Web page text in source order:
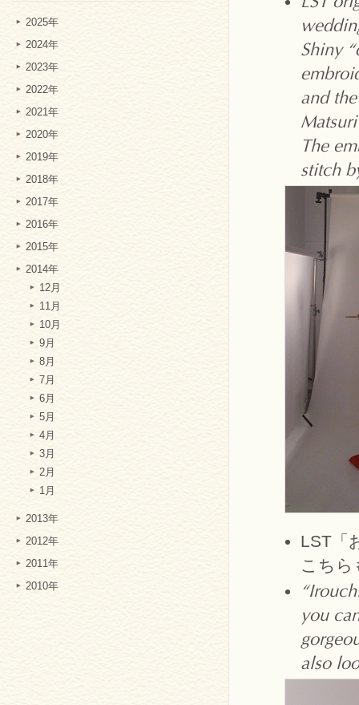
2025年
2024年
2023年
2022年
2021年
2020年
2019年
2018年
2017年
2016年
2015年
2014年
12月
11月
10月
9月
8月
7月
6月
5月
4月
3月
2月
1月
2013年
2012年
2011年
2010年
Shiny
and
The
stitch
LST「
こちら
you
also